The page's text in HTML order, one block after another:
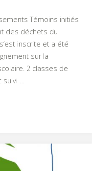
Témoins initiés
des déchets du
inscrite et a été
sur la
2 classes de
suivi …